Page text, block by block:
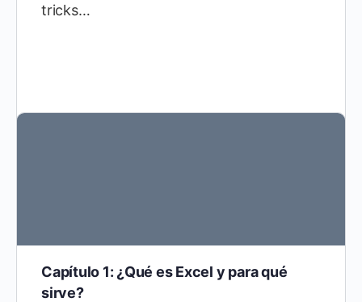
tricks…
Capítulo 1: ¿Qué es Excel y para qué
sirve?